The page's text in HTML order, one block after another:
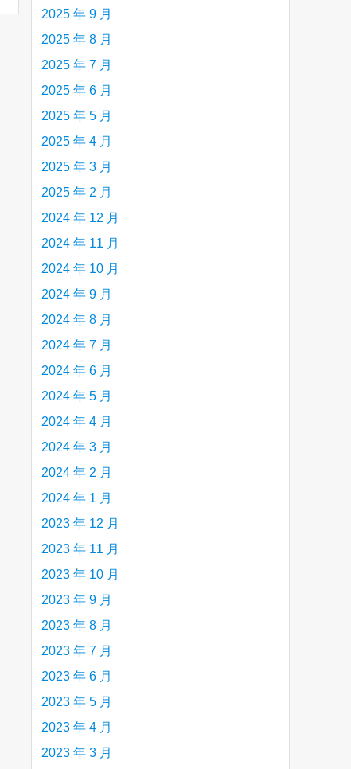
2025 年 9 月
2025 年 8 月
2025 年 7 月
2025 年 6 月
2025 年 5 月
2025 年 4 月
2025 年 3 月
2025 年 2 月
2024 年 12 月
2024 年 11 月
2024 年 10 月
2024 年 9 月
2024 年 8 月
2024 年 7 月
2024 年 6 月
2024 年 5 月
2024 年 4 月
2024 年 3 月
2024 年 2 月
2024 年 1 月
2023 年 12 月
2023 年 11 月
2023 年 10 月
2023 年 9 月
2023 年 8 月
2023 年 7 月
2023 年 6 月
2023 年 5 月
2023 年 4 月
2023 年 3 月